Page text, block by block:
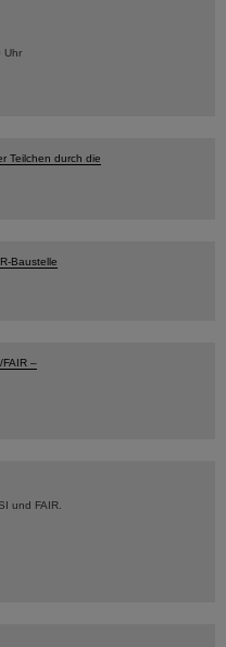
Uhr
Teilchen durch die
Baustelle
–
und FAIR.